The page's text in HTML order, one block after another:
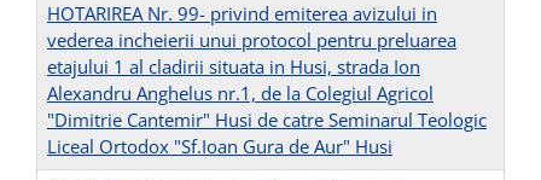
HOTARIREA Nr. 99- privind emiterea avizului in
vederea incheierii unui protocol pentru preluarea
etajului 1 al cladirii situata in Husi, strada Ion
Alexandru Anghelus nr.1, de la Colegiul Agricol
"Dimitrie Cantemir" Husi de catre Seminarul Teologic
Liceal Ortodox "Sf.Ioan Gura de Aur" Husi